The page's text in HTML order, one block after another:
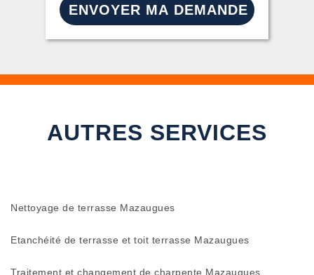
AUTRES SERVICES
Nettoyage de terrasse Mazaugues
Etanchéité de terrasse et toit terrasse Mazaugues
Traitement et changement de charpente Mazaugues